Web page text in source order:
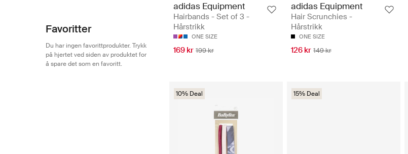
Favoritter
Du har ingen favorittprodukter. Trykk
på hjertet ved siden av produktet for
å spare det som en favoritt.
adidas Equipment
Hairbands - Set of 3 -
Hårstrikk
ONE SIZE
169 kr 199 kr
adidas Equipment
Hair Scrunchies -
Hårstrikk
ONE SIZE
126 kr 149 kr
10% Deal 15% Deal